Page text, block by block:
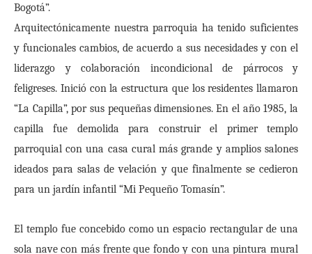
Bogotá”.
Arquitectónicamente nuestra parroquia ha tenido suficientes
y funcionales cambios, de acuerdo a sus necesidades y con el
liderazgo y colaboración incondicional de párrocos y
feligreses. Inició con la estructura que los residentes llamaron
“La Capilla”, por sus pequeñas dimensiones. En el año 1985, la
capilla fue demolida para construir el primer templo
parroquial con una casa cural más grande y amplios salones
ideados para salas de velación y que finalmente se cedieron
para un jardín infantil “Mi Pequeño Tomasín”.
El templo fue concebido como un espacio rectangular de una
sola nave con más frente que fondo y con una pintura mural